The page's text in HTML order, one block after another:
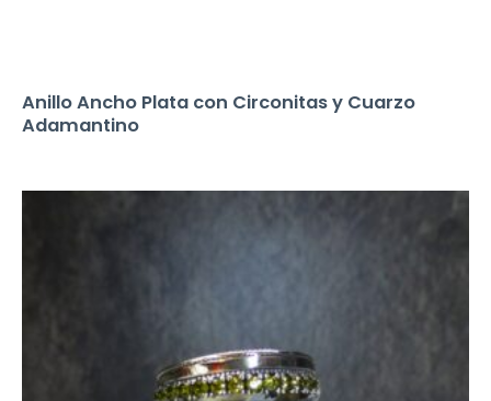
Anillo Ancho Plata con Circonitas y Cuarzo
Adamantino